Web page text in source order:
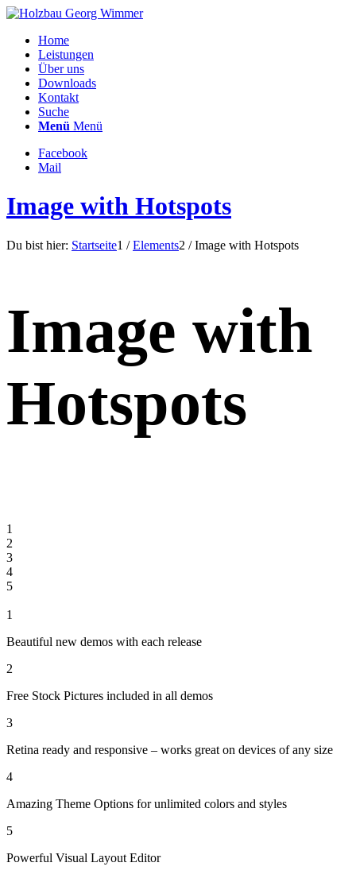
Home
Leistungen
Über uns
Downloads
Kontakt
Suche
Menü Menü
Facebook
Mail
Image with Hotspots
Du bist hier: Startseite1 / Elements2 / Image with Hotspots
Image with
Hotspots
1
2
3
4
5
1
Beautiful new demos with each release
2
Free Stock Pictures included in all demos
3
Retina ready and responsive – works great on devices of any size
4
Amazing Theme Options for unlimited colors and styles
5
Powerful Visual Layout Editor